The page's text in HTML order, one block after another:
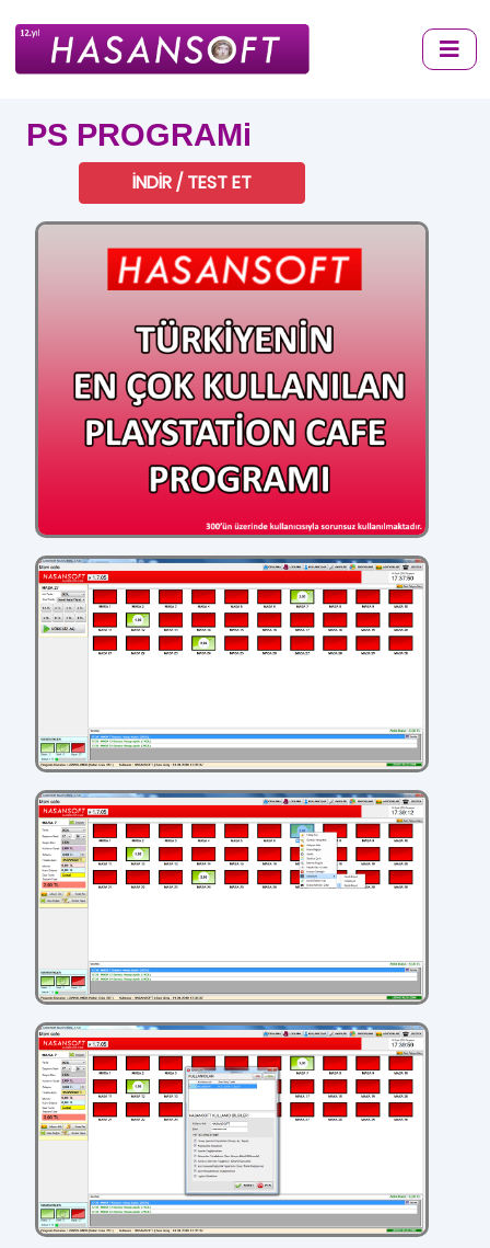
PS PROGRAMi
İNDİR / TEST ET